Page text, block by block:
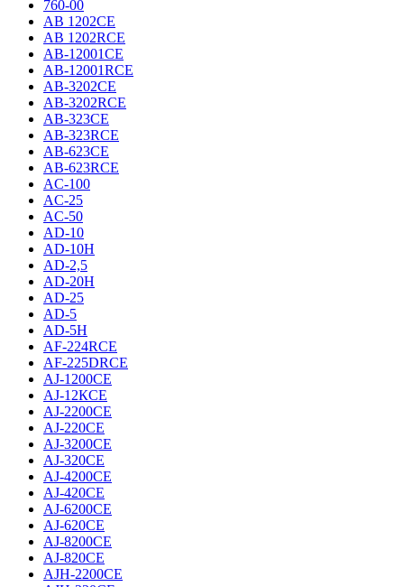
760-00
AB 1202CE
AB 1202RCE
AB-12001CE
AB-12001RCE
AB-3202CE
AB-3202RCE
AB-323CE
AB-323RCE
AB-623CE
AB-623RCE
AC-100
AC-25
AC-50
AD-10
AD-10H
AD-2,5
AD-20H
AD-25
AD-5
AD-5H
AF-224RCE
AF-225DRCE
AJ-1200CE
AJ-12КCE
AJ-2200CE
AJ-220CE
AJ-3200CE
AJ-320CE
AJ-4200CE
AJ-420CE
AJ-6200CE
AJ-620CE
AJ-8200CE
AJ-820CE
AJH-2200CE